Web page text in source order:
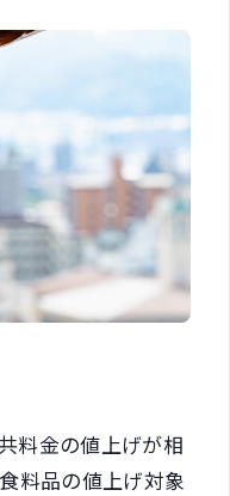
料金の値上げが相
料品の値上げ対象